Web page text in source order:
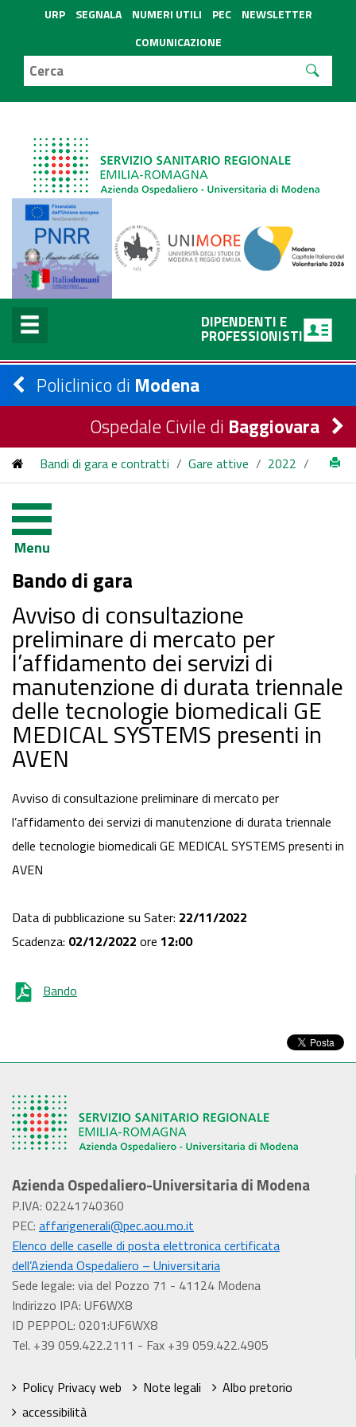
URP SEGNALA NUMERI UTILI PEC
NEWSLETTER
COMUNICAZIONE
DIPENDENTI E
PROFESSIONISTI
Policlinico di Modena
Ospedale Civile di Baggiovara
Bandi di gara e contratti / Gare attive / 2022 /
l’affidamento dei servizi di manutenzione di durata triennale
delle tecnologie biomedicali GE MEDICAL SYSTEMS presenti in
AVEN
Menu
Bando di gara
Avviso di consultazione
preliminare di mercato per
l’affidamento dei servizi di
manutenzione di durata triennale
delle tecnologie biomedicali GE
MEDICAL SYSTEMS presenti in
AVEN
Avviso di consultazione preliminare di mercato per
l’affidamento dei servizi di manutenzione di durata triennale
delle tecnologie biomedicali GE MEDICAL SYSTEMS presenti in
AVEN
Data di pubblicazione su Sater: 22/11/2022
Scadenza: 02/12/2022 ore 12:00
Bando
Azienda Ospedaliero-Universitaria di Modena
P.IVA: 02241740360
PEC: affarigenerali@pec.aou.mo.it
Elenco delle caselle di posta elettronica certificata
dell’Azienda Ospedaliero – Universitaria
Sede legale: via del Pozzo 71 - 41124 Modena
Indirizzo IPA: UF6WX8
ID PEPPOL: 0201:UF6WX8
Tel. +39 059.422.2111 - Fax +39 059.422.4905
Policy Privacy web Note legali
Albo pretorio
accessibilità